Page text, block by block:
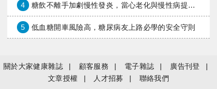
4 糖飲不離手加劇慢性發炎，當心老化與慢性病提早報到
5 低血糖開車風險高，糖尿病友上路必學的安全守則
關於大家健康雜誌 顧客服務 電子雜誌
廣告刊登
文章授權
人才招募 聯絡我們